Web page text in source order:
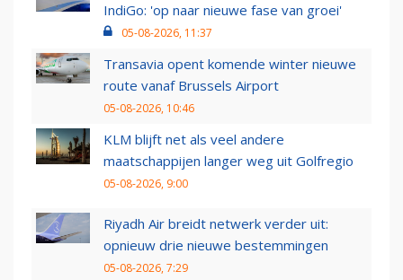
IndiGo: 'op naar nieuwe fase van groei'
05-08-2026, 11:37
Transavia opent komende winter nieuwe
route vanaf Brussels Airport
05-08-2026, 10:46
KLM blijft net als veel andere
maatschappijen langer weg uit Golfregio
05-08-2026, 9:00
Riyadh Air breidt netwerk verder uit:
opnieuw drie nieuwe bestemmingen
05-08-2026, 7:29